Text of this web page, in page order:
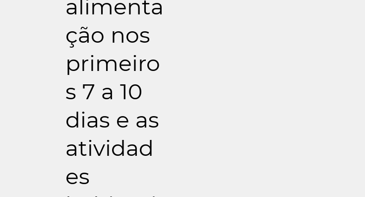
alimenta
ção nos
primeiro
s 7 a 10
dias e as
atividad
es